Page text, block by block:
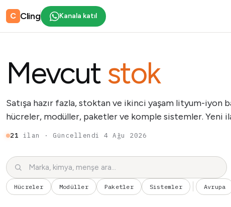
C Cling Kanala katıl
Mevcutstok
Satışa hazır fazla, stoktan ve ikinci yaşam lityum-iyon
hücreler, modüller, paketler ve komple sistemler. Yeni
21 ilan · Güncellendi 4 Ağu 2026
Hücreler Modüller Paketler Sistemler Avrupa